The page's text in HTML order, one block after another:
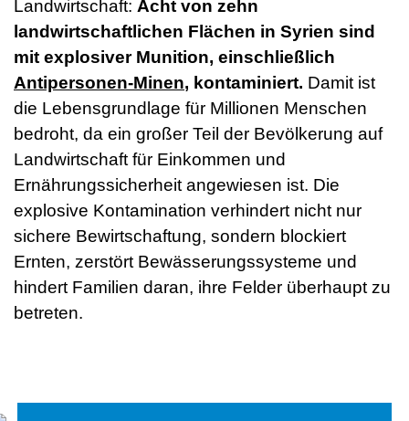
Landwirtschaft: Acht von zehn
landwirtschaftlichen Flächen in Syrien sind
mit explosiver Munition, einschließlich
Antipersonen-Minen, kontaminiert. Damit ist
die Lebensgrundlage für Millionen Menschen
bedroht, da ein großer Teil der Bevölkerung auf
Landwirtschaft für Einkommen und
Ernährungssicherheit angewiesen ist. Die
explosive Kontamination verhindert nicht nur
sichere Bewirtschaftung, sondern blockiert
Ernten, zerstört Bewässerungssysteme und
hindert Familien daran, ihre Felder überhaupt zu
betreten.